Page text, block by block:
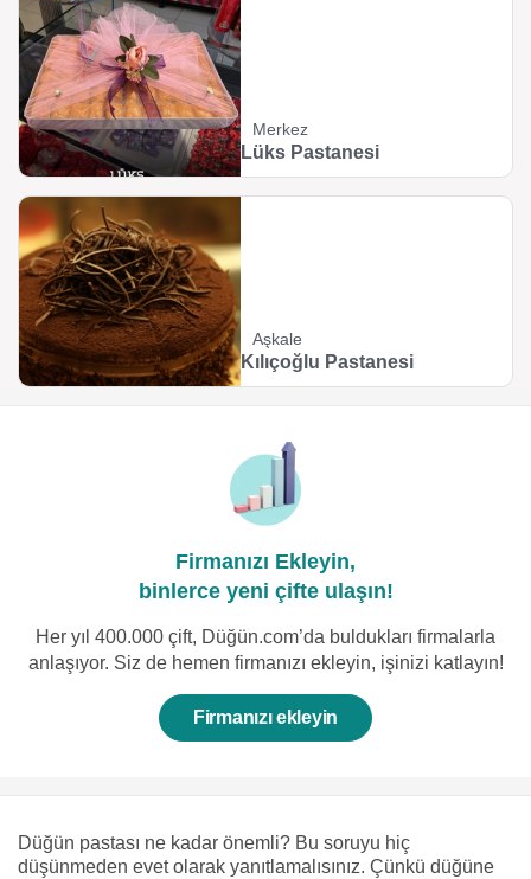
Merkez
Lüks Pastanesi
Aşkale
Kılıçoğlu Pastanesi
Firmanızı Ekleyin,
binlerce yeni çifte ulaşın!
Her yıl 400.000 çift, Düğün.com’da buldukları firmalarla
anlaşıyor. Siz de hemen firmanızı ekleyin, işinizi katlayın!
Firmanızı ekleyin
Düğün pastası ne kadar önemli? Bu soruyu hiç
düşünmeden evet olarak yanıtlamalısınız. Çünkü düğüne